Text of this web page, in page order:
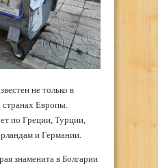
не только в
странах Европы.
по Греции, Турции,
и Германии.
знаменита в Болгарии